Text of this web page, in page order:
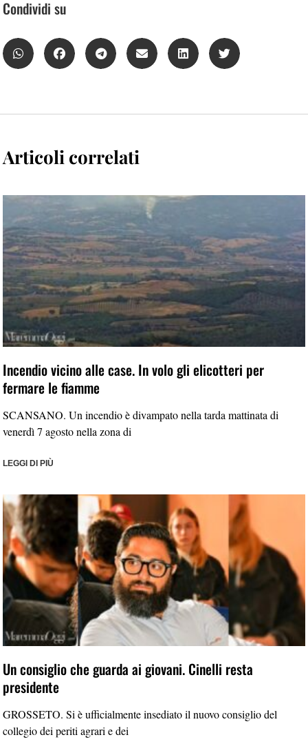
Condividi su
Articoli correlati
Incendio vicino alle case. In volo gli elicotteri per
fermare le fiamme
SCANSANO. Un incendio è divampato nella tarda mattinata di
venerdì 7 agosto nella zona di
LEGGI DI PIÙ
Un consiglio che guarda ai giovani. Cinelli resta
presidente
GROSSETO. Si è ufficialmente insediato il nuovo consiglio del
collegio dei periti agrari e dei